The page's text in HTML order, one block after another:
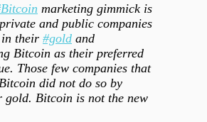
marketing gimmick is
and public companies
their #gold and
Bitcoin as their preferred
Those few companies that
did not do so by
gold. Bitcoin is not the new